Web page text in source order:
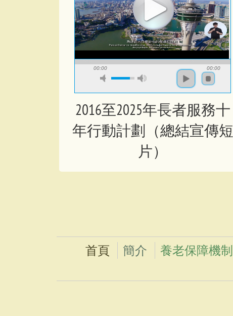
00:00 00:00
2016至2025年長者服務十
年行動計劃（總結宣傳短
片）
首頁 簡介 養老保障機制